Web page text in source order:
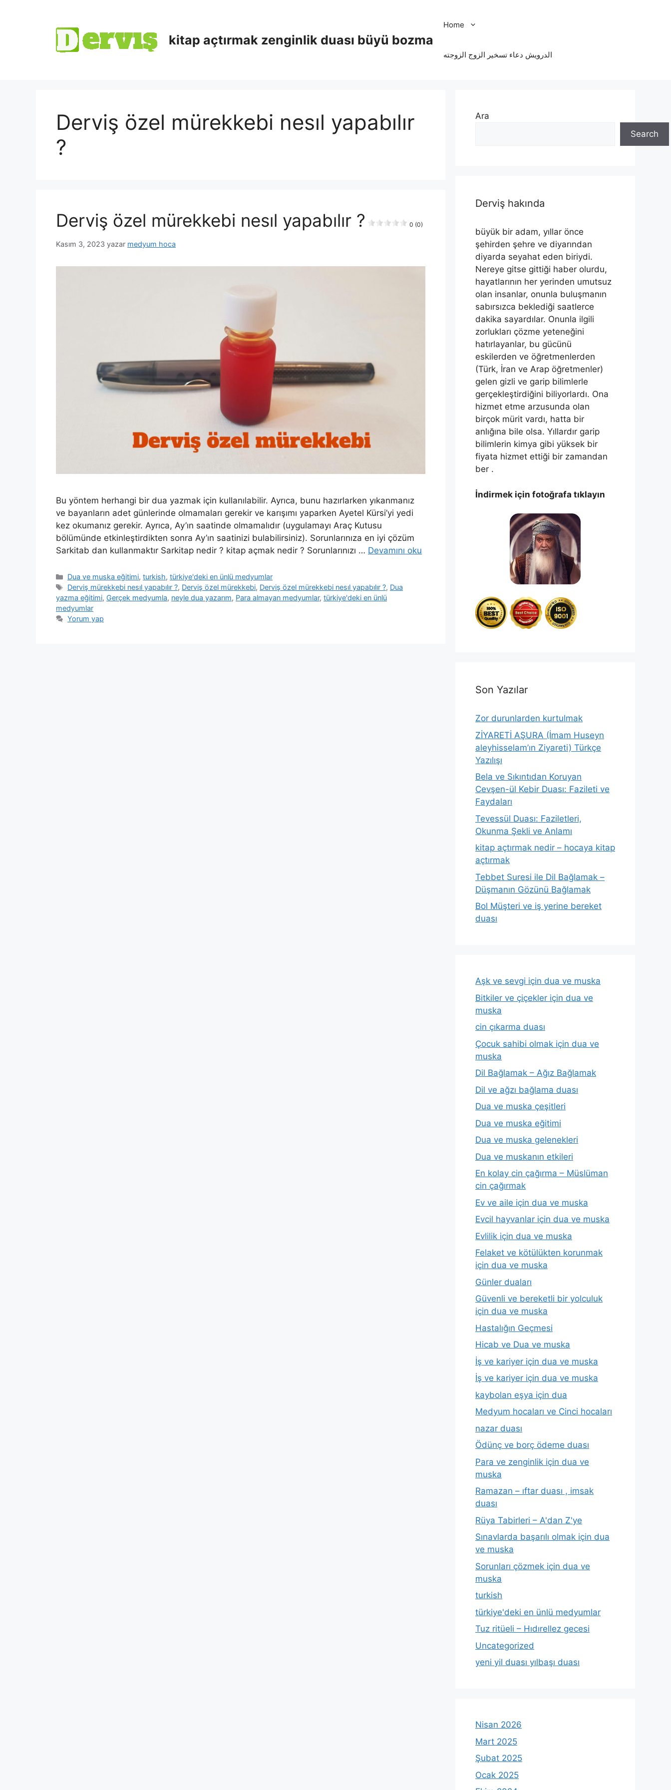
kitap açtırmak zenginlik duası büyü bozma
Home
الدرویش دعاء تسخير الزوج الزوجته
Derviş özel mürekkebi nesıl yapabılır
?
Derviş özel mürekkebi nesıl yapabılır ? 0 (0)
Kasım 3, 2023 yazar medyum hoca
Bu yöntem herhangi bir dua yazmak için kullanılabilir. Ayrıca, bunu hazırlarken yıkanmanız
ve bayanların adet günlerinde olmamaları gerekir ve karışımı yaparken Ayetel Kürsi’yi yedi
kez okumanız gerekir. Ayrıca, Ay’ın saatinde olmamalıdır (uygulamayı Araç Kutusu
bölümünde etkinleştirdikten sonra Ay’ın saatinizi bulabilirsiniz). Sorunlarınıza en iyi çözüm
Sarkitab dan kullanmaktır Sarkitap nedir ? kitap açmak nedir ? Sorunlarınızı … Devamını oku
Dua ve muska eğitimi,turkish,türkiye'deki en ünlü medyumlar
Derviş mürekkebi nesıl yapabılır ?, Derviş özel mürekkebi, Derviş özel mürekkebi nesıl yapabılır ?, Dua
yazma eğitimi, Gerçek medyumla, neyle dua yazarım, Para almayan medyumlar, türkiye'deki en ünlü
medyumlar
Yorum yap
Ara
Search
Derviş hakında
büyük bir adam, yıllar önce
şehirden şehre ve diyarından
diyarda seyahat eden biriydi.
Nereye gitse gittiği haber olurdu,
hayatlarının her yerinden umutsuz
olan insanlar, onunla buluşmanın
sabırsızca beklediği saatlerce
dakika sayardılar. Onunla ilgili
zorlukları çözme yeteneğini
hatırlayanlar, bu gücünü
eskilerden ve öğretmenlerden
(Türk, İran ve Arap öğretmenler)
gelen gizli ve garip bilimlerle
gerçekleştirdiğini biliyorlardı. Ona
hizmet etme arzusunda olan
birçok mürit vardı, hatta bir
anlığına bile olsa. Yıllardır garip
bilimlerin kimya gibi yüksek bir
fiyata hizmet ettiği bir zamandan
ber .
İndirmek için fotoğrafa tıklayın
Son Yazılar
Zor durunlarden kurtulmak
ZİYARETİ AŞURA (İmam Huseyn
aleyhisselam’ın Ziyareti) Türkçe
Yazılışı
Bela ve Sıkıntıdan Koruyan
Cevşen-ül Kebir Duası: Fazileti ve
Faydaları
Tevessül Duası: Faziletleri,
Okunma Şekli ve Anlamı
kitap açtırmak nedir – hocaya kitap
açtırmak
Tebbet Suresi ile Dil Bağlamak –
Düşmanın Gözünü Bağlamak
Bol Müşteri ve iş yerine bereket
duası
Aşk ve sevgi için dua ve muska
Bitkiler ve çiçekler için dua ve
muska
cin çıkarma duası
Çocuk sahibi olmak için dua ve
muska
Dil Bağlamak – Ağız Bağlamak
Dil ve ağzı bağlama duası
Dua ve muska çeşitleri
Dua ve muska eğitimi
Dua ve muska gelenekleri
Dua ve muskanın etkileri
En kolay cin çağırma – Müslüman
cin çağırmak
Ev ve aile için dua ve muska
Evcil hayvanlar için dua ve muska
Evlilik için dua ve muska
Felaket ve kötülükten korunmak
için dua ve muska
Günler duaları
Güvenli ve bereketli bir yolculuk
için dua ve muska
Hastalığın Geçmesi
Hicab ve Dua ve muska
İş ve kariyer için dua ve muska
İş ve kariyer için dua ve muska
kaybolan eşya için dua
Medyum hocaları ve Cinci hocaları
nazar duası
Ödünç ve borç ödeme duası
Para ve zenginlik için dua ve
muska
Ramazan – ıftar duası , imsak
duası
Rüya Tabirleri – A'dan Z'ye
Sınavlarda başarılı olmak için dua
ve muska
Sorunları çözmek için dua ve
muska
turkish
türkiye'deki en ünlü medyumlar
Tuz ritüeli – Hıdırellez gecesi
Uncategorized
yeni yil duası yılbaşı duası
Nisan 2026
Mart 2025
Şubat 2025
Ocak 2025